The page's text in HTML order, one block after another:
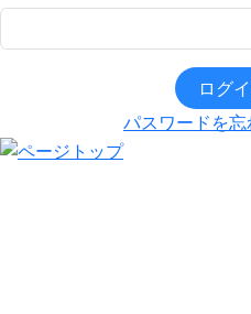
ログ
パスワードを